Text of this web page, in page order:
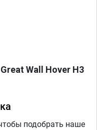
Wall Hover H3
подобрать наше